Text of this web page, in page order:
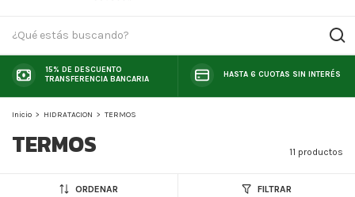
15% DE DESCUENTO
TRANSFERENCIA BANCARIA
HASTA 6 CUOTAS SIN INTERÉS
Inicio > HIDRATACION > TERMOS
TERMOS 11 productos
ORDENAR FILTRAR